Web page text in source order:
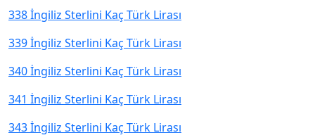
338 İngiliz Sterlini Kaç Türk Lirası
339 İngiliz Sterlini Kaç Türk Lirası
340 İngiliz Sterlini Kaç Türk Lirası
341 İngiliz Sterlini Kaç Türk Lirası
343 İngiliz Sterlini Kaç Türk Lirası